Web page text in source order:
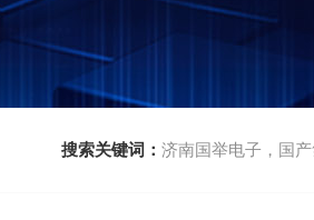
搜索关键词： 济南国举电子，国